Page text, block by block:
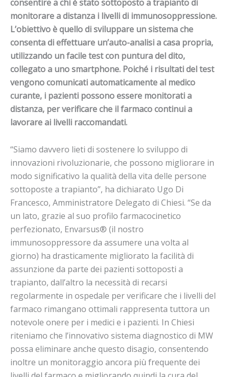
consentire a chi è stato sottoposto a trapianto di
monitorare a distanza i livelli di immunosoppressione.
L’obiettivo è quello di sviluppare un sistema che
consenta di effettuare un’auto-analisi a casa propria,
utilizzando un facile test con puntura del dito,
collegato a uno smartphone. Poiché i risultati del test
vengono comunicati automaticamente al medico
curante, i pazienti possono essere monitorati a
distanza, per verificare che il farmaco continui a
lavorare ai livelli raccomandati.
“Siamo davvero lieti di sostenere lo sviluppo di
innovazioni rivoluzionarie, che possono migliorare in
modo significativo la qualità della vita delle persone
sottoposte a trapianto”, ha dichiarato Ugo Di
Francesco, Amministratore Delegato di Chiesi. “Se da
un lato, grazie al suo profilo farmacocinetico
perfezionato, Envarsus® (il nostro
immunosoppressore da assumere una volta al
giorno) ha drasticamente migliorato la facilità di
assunzione da parte dei pazienti sottoposti a
trapianto, dall’altro la necessità di recarsi
regolarmente in ospedale per verificare che i livelli del
farmaco rimangano ottimali rappresenta tuttora un
notevole onere per i medici e i pazienti. In Chiesi
riteniamo che l’innovativo sistema diagnostico di MW
possa eliminare anche questo disagio, consentendo
inoltre un monitoraggio ancora più frequente dei